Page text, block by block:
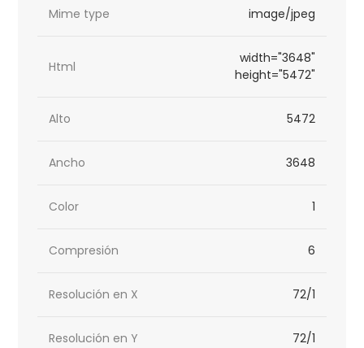
Mime type image/jpeg
Html
width="3648"
height="5472"
Alto 5472
Ancho 3648
Color 1
Compresión 6
Resolución en X 72/1
Resolución en Y 72/1